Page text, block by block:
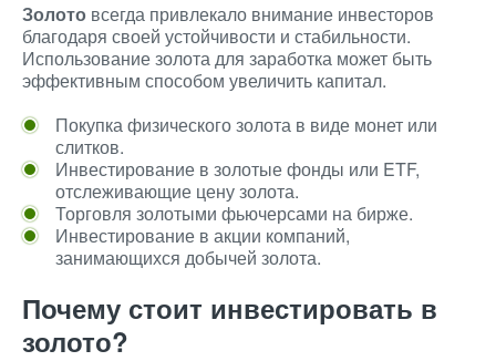
Золото всегда привлекало внимание инвесторов
благодаря своей устойчивости и стабильности.
Использование золота для заработка может быть
эффективным способом увеличить капитал.
Покупка физического золота в виде монет или
слитков.
Инвестирование в золотые фонды или ETF,
отслеживающие цену золота.
Торговля золотыми фьючерсами на бирже.
Инвестирование в акции компаний,
занимающихся добычей золота.
Почему стоит инвестировать в
золото?